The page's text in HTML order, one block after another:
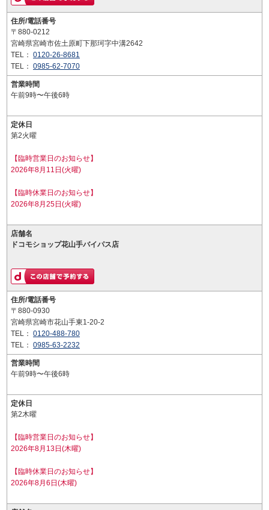
住所/電話番号
〒880-0212
宮崎県宮崎市佐土原町下那珂字中溝2642
TEL： 0120-26-8681
TEL： 0985-62-7070
営業時間
午前9時〜午後6時
定休日
第2火曜
【臨時営業日のお知らせ】
2026年8月11日(火曜)
【臨時休業日のお知らせ】
2026年8月25日(火曜)
店舗名
ドコモショップ花山手バイパス店
住所/電話番号
〒880-0930
宮崎県宮崎市花山手東1-20-2
TEL： 0120-488-780
TEL： 0985-63-2232
営業時間
午前9時〜午後6時
定休日
第2木曜
【臨時営業日のお知らせ】
2026年8月13日(木曜)
【臨時休業日のお知らせ】
2026年8月6日(木曜)